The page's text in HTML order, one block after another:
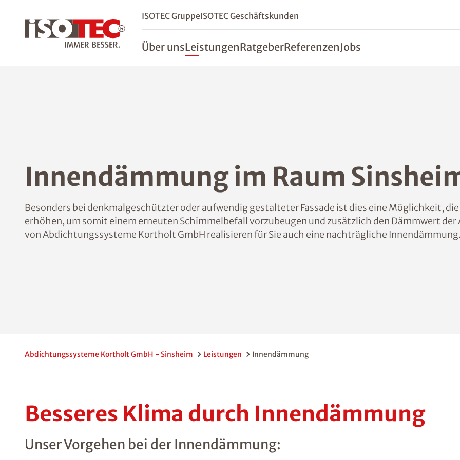
ISOTEC GruppeISOTEC Geschäftskunden
Über unsLeistungenRatgeberReferenzenJobs
Innendämmung im Raum
Besonders bei denkmalgeschützter oder aufwendig gestalteter Fassade ist dies eine Möglichkeit,
erhöhen, um somit einem erneuten Schimmelbefall vorzubeugen und zusätzlich den Dämmwert der
von Abdichtungssysteme Kortholt GmbH realisieren für Sie auch eine nachträgliche
Abdichtungssysteme Kortholt GmbH - Sinsheim Leistungen Innendämmung
Besseres Klima durch Innendämmung
Unser Vorgehen bei der Innendämmung: